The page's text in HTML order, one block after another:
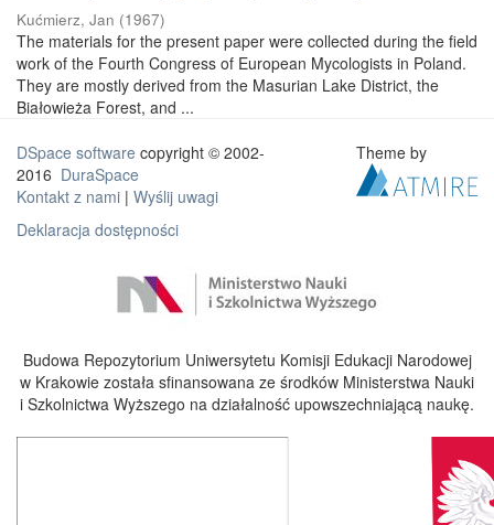
Kućmierz, Jan (1967)
The materials for the present paper were collected during the field
work of the Fourth Congress of European Mycologists in Poland.
They are mostly derived from the Masurian Lake District, the
Białowieża Forest, and ...
DSpace software copyright © 2002-
2016 DuraSpace
Kontakt z nami | Wyślij uwagi
Deklaracja dostępności
Theme by
Budowa Repozytorium Uniwersytetu Komisji Edukacji Narodowej
w Krakowie została sfinansowana ze środków Ministerstwa Nauki
i Szkolnictwa Wyższego na działalność upowszechniającą naukę.